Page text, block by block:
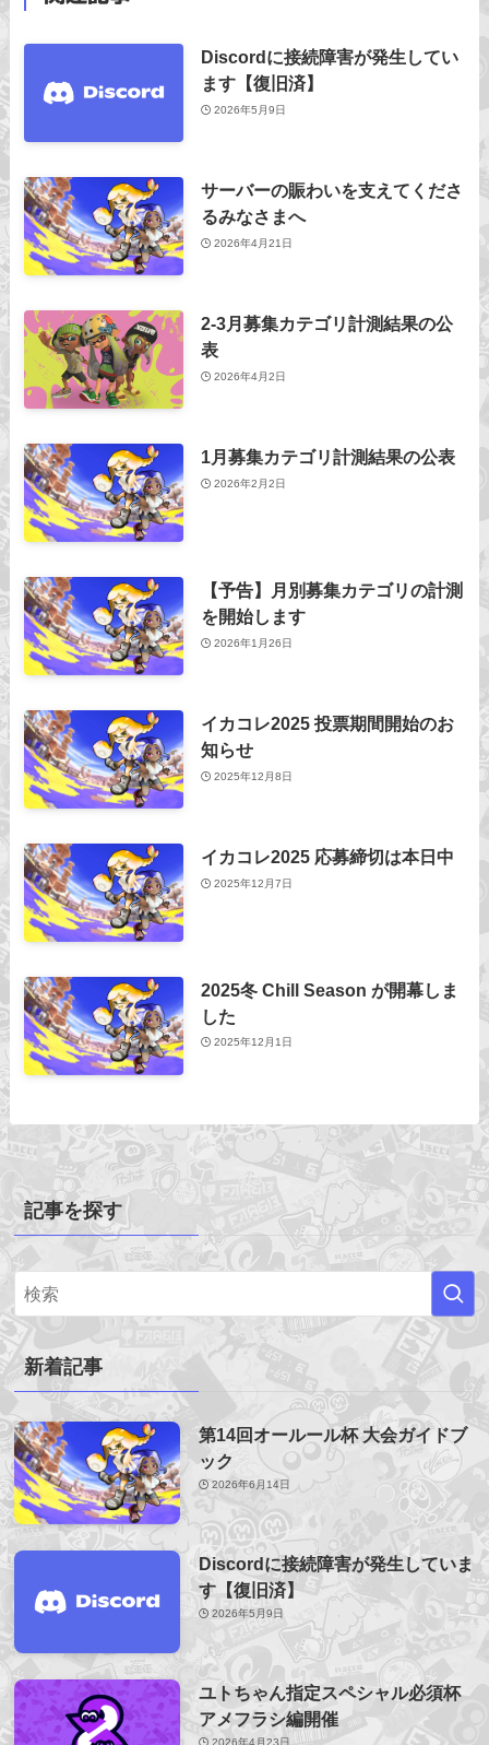
Discordに接続障害が発生してい
ます【復旧済】
2026年5月9日
サーバーの賑わいを支えてくださ
るみなさまへ
2026年4月21日
2-3月募集カテゴリ計測結果の公
表
2026年4月2日
1月募集カテゴリ計測結果の公表
2026年2月2日
【予告】月別募集カテゴリの計測
を開始します
2026年1月26日
イカコレ2025 投票期間開始のお
知らせ
2025年12月8日
イカコレ2025 応募締切は本日中
2025年12月7日
2025冬 Chill Season が開幕しま
した
2025年12月1日
記事を探す
新着記事
第14回オールール杯 大会ガイドブ
ック
2026年6月14日
Discordに接続障害が発生していま
す【復旧済】
2026年5月9日
ユトちゃん指定スペシャル必須杯
アメフラシ編開催
2026年4月23日